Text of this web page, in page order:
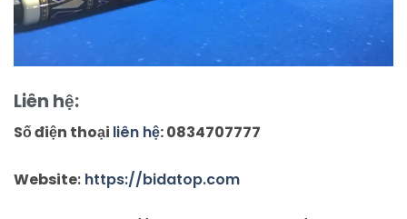
Liên hệ:
Số điện thoại liên hệ: 0834707777
Website: https://bidatop.com